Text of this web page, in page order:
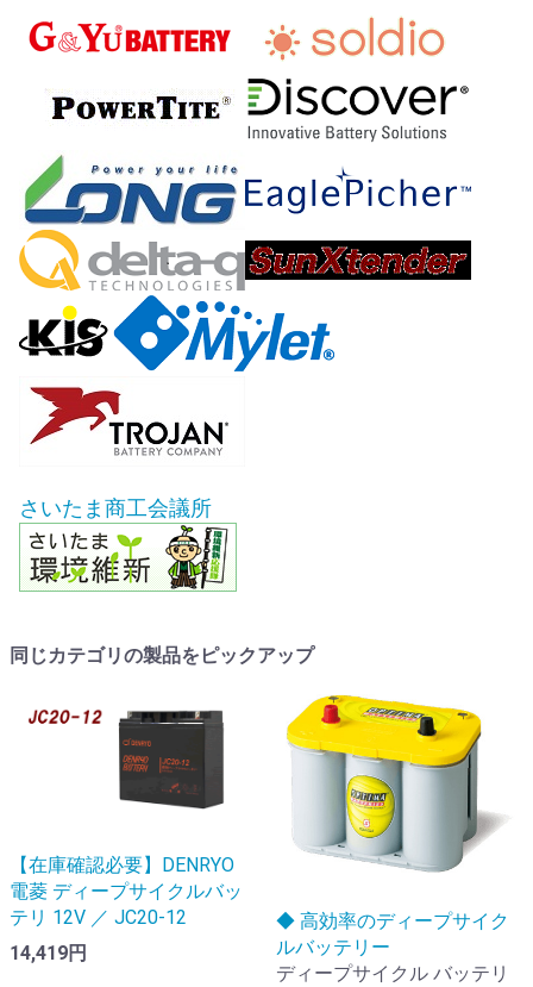
さいたま商工会議所
同じカテゴリの製品をピックアップ
【在庫確認必要】DENRYO
電菱 ディープサイクルバッ
テリ 12V ／ JC20-12
14,419円
◆ 高効率のディープサイク
ルバッテリー
ディープサイクル バッテリ